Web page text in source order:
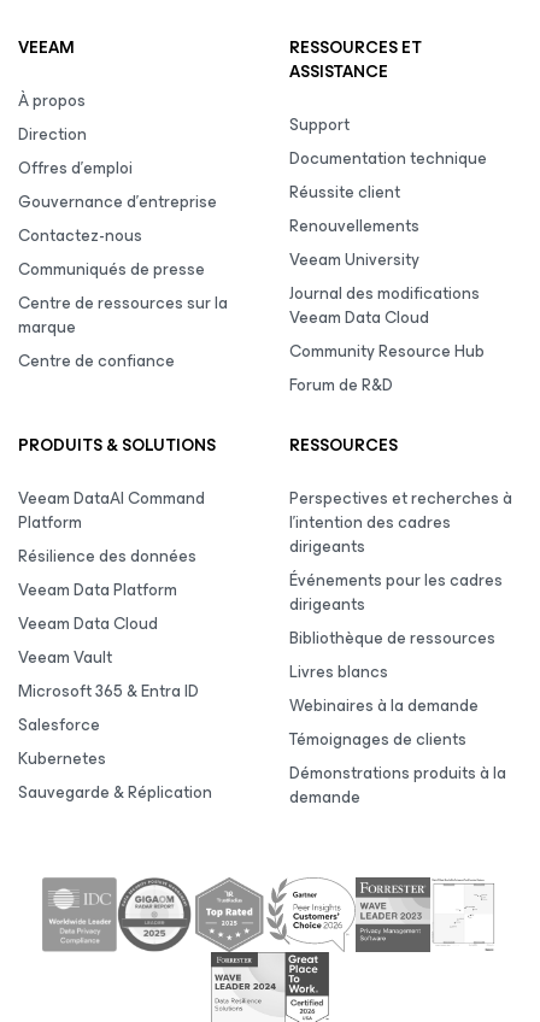
VEEAM
À propos
Direction
Offres d’emploi
Gouvernance d’entreprise
Contactez-nous
Communiqués de presse
Centre de ressources sur la
marque
Centre de confiance
RESSOURCES ET
ASSISTANCE
Support
Documentation technique
Réussite client
Renouvellements
Veeam University
Journal des modifications
Veeam Data Cloud
Community Resource Hub
Forum de R&D
PRODUITS & SOLUTIONS
Veeam DataAI Command
Platform
Résilience des données
Veeam Data Platform
Veeam Data Cloud
Veeam Vault
Microsoft 365 & Entra ID
Salesforce
Kubernetes
Sauvegarde & Réplication
RESSOURCES
Perspectives et recherches à
l’intention des cadres
dirigeants
Événements pour les cadres
dirigeants
Bibliothèque de ressources
Livres blancs
Webinaires à la demande
Témoignages de clients
Démonstrations produits à la
demande